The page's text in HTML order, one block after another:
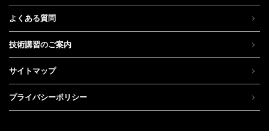
よくある質問
技術講習のご案内
サイトマップ
プライバシーポリシー